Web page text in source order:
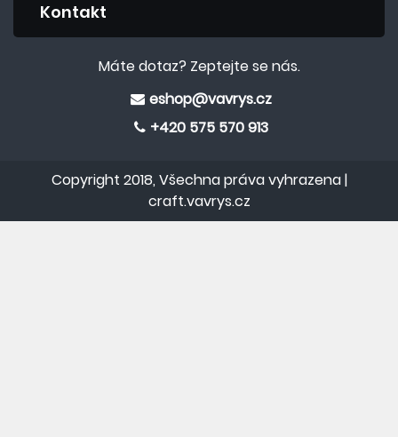
Kontakt
Máte dotaz? Zeptejte se nás.
eshop@vavrys.cz
+420 575 570 913
Copyright 2018, Všechna práva vyhrazena |
craft.vavrys.cz